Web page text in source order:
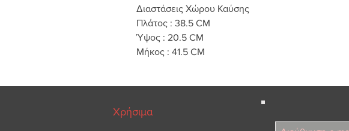
Διαστάσεις Χώρου Καύσης
Πλάτος : 38.5 CM
Ύψος : 20.5 CM
Μήκος : 41.5 CM
Χρήσιμα